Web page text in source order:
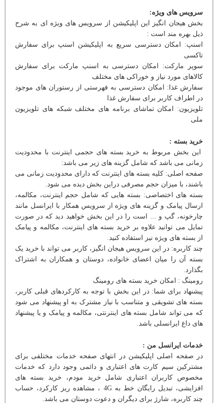
سرویس های ویژه:
بخش هیجان انگیز این اپلیکیشن از سرویس های ویژه ای به شرح
ذیل بهره مند است :
اسنپ: امکان دسترسی سریع به اپلیکیشن اسنپ برای سفارش
تاکسی
سوپر مارکت: امکان دسترسی به اسنپ مارکت برای سفارش
کالاهای مورد نیاز و خوراکی های مختلف
سفارش غذا: امکان دسترسی به فهرستی از رستوران های موجود
در اطراف کاربر برای سفارش غذا
تلویزیون: امکان تماشای برنامه های مختلف شبکه های تلویزیون
ملی
خرید بسته :
این بخش مربوط به خرید بسته های حجمی اینترنت با محدودیت
زمانی می باشد که شامل گزینه های زیر می باشد:
صفحه اصلی: کلیه بسته های اینترنت که دارای محدودیت زمانی می
باشند، با میزان حجم مصرفی دراین بخش دیده می شود.
بسته های اختصاصی: بسته هایی که شامل حجم اینترنت، مکالمه،
ارسال پیامک و گزینه های ویژه از سرویس همکار با ایرانسل مانند
چارخونه، گپ و ... است را در این بخش خواهید دید که در صورت
تمایل می توانید علاوه بر خرید بسته های اینترنت، مکالمه و پیامک
از بسته های ویژه نیز استفاده کنید.
چند کاربره: در این سرویس هیجان انگیز، کاربر می تواند با خرید یک
بسته آن را میان اعضای خانواده، دوستان و همکاران به اشتراک
بگذارد.
رومینگ : امکان خرید بسته های رومینگ
پیشنهاد برای شما: در این بخش با توجه به کارکردهای قبلی کاربر،
بسته های تشویقی و متناسب با نیاز مشترک به او پیشنهاد می شود
که می تواند شامل بسته های اینترنتی، مکالمه و پیامک و یا پیشنهاد
های داغ ایرانسلی باشد.
خدمات ایرانسل من :
در صفحه اصلی اپلیکیشن در انتهای صفحه خدمات مختلفی برای
مشترکین سیم کارت های اعتباری و دائمی وجود دارد که خدمات
مخصوص کاربران اعتباری شامل خرید مودم، خرید بسته های
افزایشی، تبدیل رایگان خط به 4G ، مشاهده ریز کارکرد، حساب
چند کاربره، شارژ برای دیگران و دعوت دوستان می باشد.